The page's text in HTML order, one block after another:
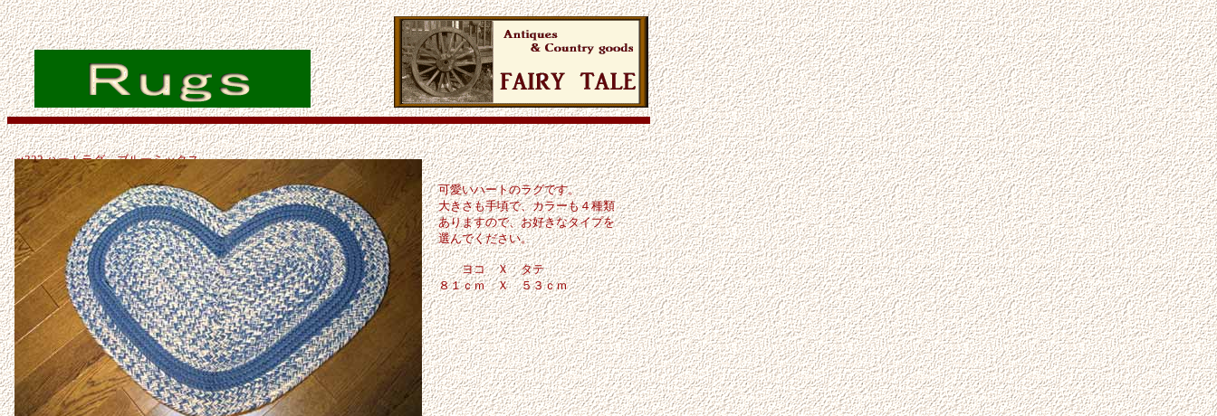
ct322 ハートラグ ブルーミックス
可愛いハートのラグです。
大きさも手頃で、カラーも４種類
ありますので、お好きなタイプを
選んでください。
ヨコ Ｘ タテ
８１ｃｍ Ｘ ５３ｃｍ